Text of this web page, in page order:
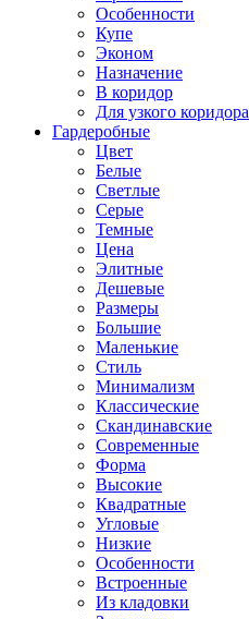
Особенности
Купе
Эконом
Назначение
В коридор
Для узкого коридора
Гардеробные
Цвет
Белые
Светлые
Серые
Темные
Цена
Элитные
Дешевые
Размеры
Большие
Маленькие
Стиль
Минимализм
Классические
Скандинавские
Современные
Форма
Высокие
Квадратные
Угловые
Низкие
Особенности
Встроенные
Из кладовки